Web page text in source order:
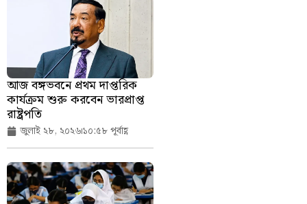
আজ বঙ্গভবনে প্রথম দাপ্তরিক
কার্যক্রম শুরু করবেন ভারপ্রাপ্ত
রাষ্ট্রপতি
জুলাই ২৮, ২০২৬১০:৫৮ পূর্বাহ্ণ